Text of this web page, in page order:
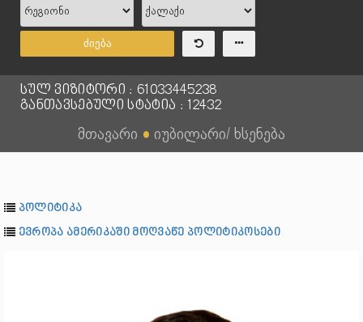
ძიება
სულ ვიზიტორი : 61033445238
განთავსებული სტატია : 12432
მთავარი ● იუბილარი/ ხსენება
პოლიტიკა
ევროპა ამერიკაში მოღვაწე პოლიტიკოსები